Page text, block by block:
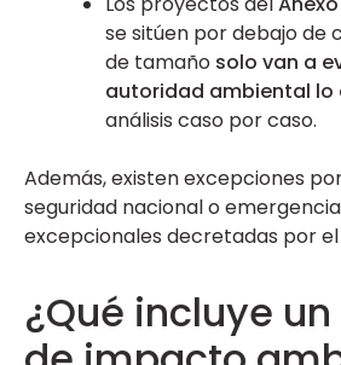
se sitúen por debajo de
de tamaño solo van a
autoridad ambiental lo
análisis caso por caso.
Además, existen excepciones
seguridad nacional o
excepcionales decretadas por
¿Qué incluye